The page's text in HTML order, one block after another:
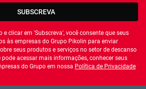
SUBSCREVA
clicar em 'Subscreva', você consente que seus
às empresas do Grupo Pikolin para enviar
seus produtos e serviços no setor de descanso
acessar mais informações, conhecer seus
do Grupo em nossa Política de Privacidade